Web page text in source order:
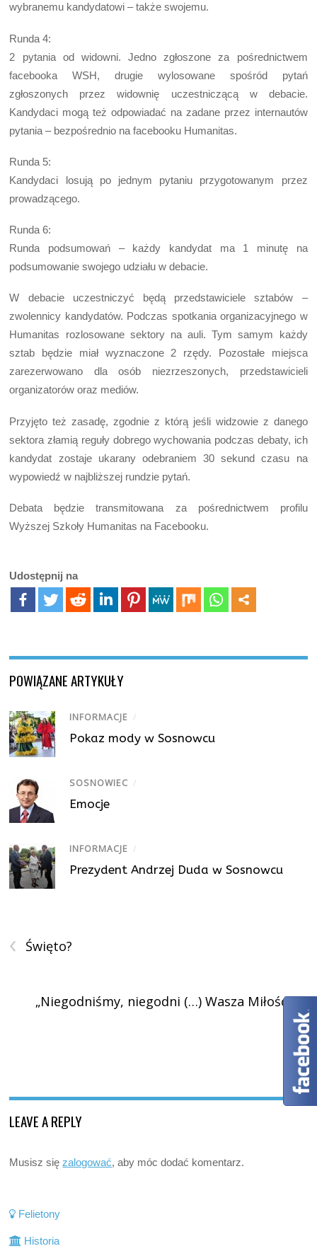
wybranemu kandydatowi – także swojemu.
Runda 4:
2 pytania od widowni. Jedno zgłoszone za pośrednictwem
facebooka WSH, drugie wylosowane spośród pytań
zgłoszonych przez widownię uczestniczącą w debacie.
Kandydaci mogą też odpowiadać na zadane przez internautów
pytania – bezpośrednio na facebooku Humanitas.
Runda 5:
Kandydaci losują po jednym pytaniu przygotowanym przez
prowadzącego.
Runda 6:
Runda podsumowań – każdy kandydat ma 1 minutę na
podsumowanie swojego udziału w debacie.
W debacie uczestniczyć będą przedstawiciele sztabów –
zwolennicy kandydatów. Podczas spotkania organizacyjnego w
Humanitas rozlosowane sektory na auli. Tym samym każdy
sztab będzie miał wyznaczone 2 rzędy. Pozostałe miejsca
zarezerwowano dla osób niezrzeszonych, przedstawicieli
organizatorów oraz mediów.
Przyjęto też zasadę, zgodnie z którą jeśli widzowie z danego
sektora złamią reguły dobrego wychowania podczas debaty, ich
kandydat zostaje ukarany odebraniem 30 sekund czasu na
wypowiedź w najbliższej rundzie pytań.
Debata będzie transmitowana za pośrednictwem profilu
Wyższej Szkoły Humanitas na Facebooku.
Udostępnij na
POWIĄZANE ARTYKUŁY
INFORMACJE /
Pokaz mody w Sosnowcu
SOSNOWIEC /
Emocje
INFORMACJE /
Prezydent Andrzej Duda w Sosnowcu
‹ Święto?
›
„Niegodniśmy, niegodni (…) Wasza Miłość”
LEAVE A REPLY
Musisz sięzalogować, aby móc dodać komentarz.
Felietony
Historia